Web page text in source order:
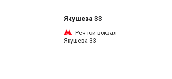
Якушева 33
Речной вокзал
Якушева 33